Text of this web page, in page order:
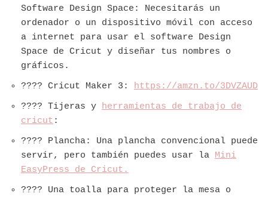
Software Design Space: Necesitarás un
ordenador o un dispositivo móvil con acceso
a internet para usar el software Design
Space de Cricut y diseñar tus nombres o
gráficos.
???? Cricut Maker 3: https://amzn.to/3DVZAUD
???? Tijeras y herramientas de trabajo de
cricut :
???? Plancha: Una plancha convencional puede
servir, pero también puedes usar la Mini
EasyPress de Cricut.
???? Una toalla para proteger la mesa o